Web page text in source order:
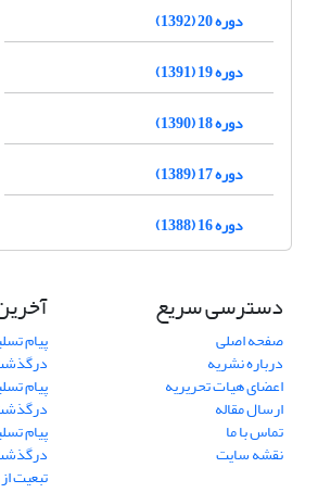
دوره 20 (1392)
دوره 19 (1391)
دوره 18 (1390)
دوره 17 (1389)
دوره 16 (1388)
دسترسی سریع
صفحه اصلی
درباره نشریه
اعضای هیات تحریریه
ارسال مقاله
تماس با ما
نقشه سایت
پیام
پیام
پیام
تبعیت